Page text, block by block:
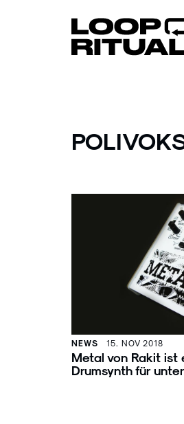
NEWS 15. NOV 2018
Metal von Rakit ist
Drumsynth für